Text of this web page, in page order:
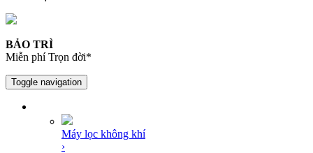
BẢO TRÌ
Miễn phí Trọn đời*
Toggle navigation
Máy lọc không khí
›